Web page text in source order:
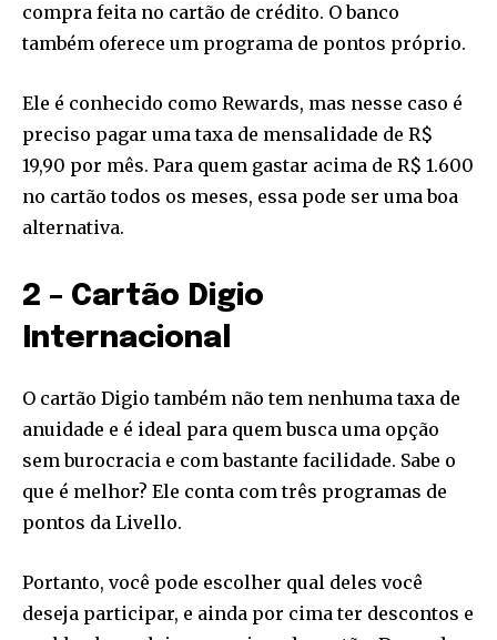
compra feita no cartão de crédito. O banco
também oferece um programa de pontos próprio.
Ele é conhecido como Rewards, mas nesse caso é
preciso pagar uma taxa de mensalidade de R$
19,90 por mês. Para quem gastar acima de R$ 1.600
no cartão todos os meses, essa pode ser uma boa
alternativa.
2 – Cartão Digio
Internacional
O cartão Digio também não tem nenhuma taxa de
anuidade e é ideal para quem busca uma opção
sem burocracia e com bastante facilidade. Sabe o
que é melhor? Ele conta com três programas de
pontos da Livello.
Portanto, você pode escolher qual deles você
deseja participar, e ainda por cima ter descontos e